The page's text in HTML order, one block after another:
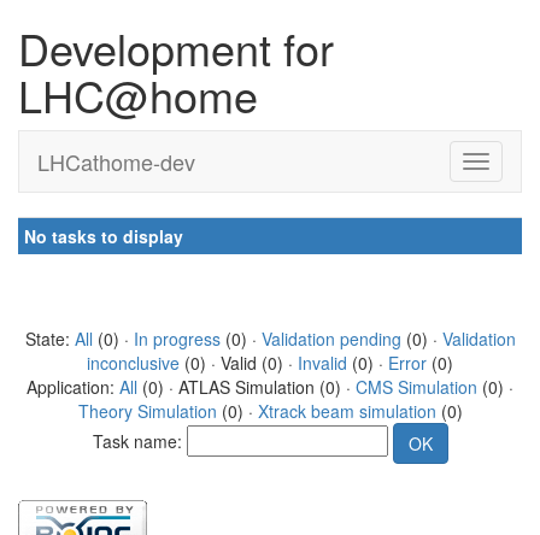
Development for
LHC@home
LHCathome-dev
No tasks to display
State: All (0) · In progress(0) · Validation pending (0) · Validation
inconclusive (0) · Valid (0) · Invalid (0) · Error (0)
Application: All (0) · ATLAS Simulation (0) · CMS Simulation (0) ·
Theory Simulation (0) · Xtrack beam simulation (0)
Task name: